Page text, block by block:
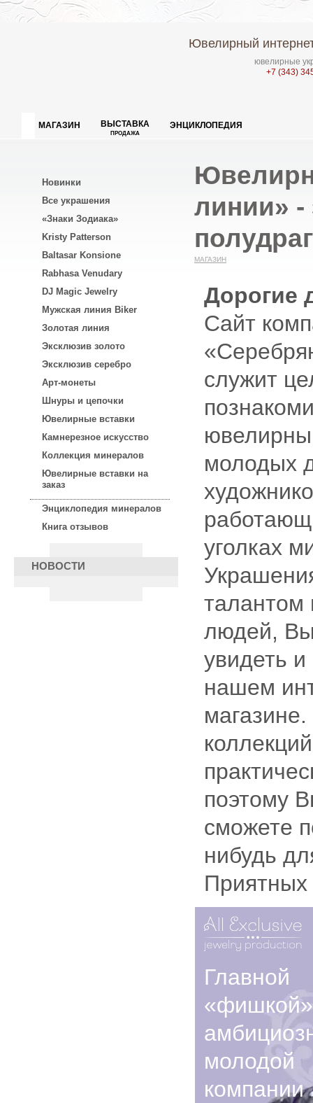
Ювелирный
ювелирные
+7 (343)
МАГАЗИН ВЫСТАВКА
ПРОДАЖА
ЭНЦИКЛОПЕДИЯ
Новинки
Все украшения
«Знаки Зодиака»
Kristy Patterson
Baltasar Konsione
Rabhasa Venudary
DJ Magic Jewelry
Мужская линия Biker
Золотая линия
Эксклюзив золото
Эксклюзив серебро
Арт-монеты
Шнуры и цепочки
Ювелирные вставки
Камнерезное искусство
Коллекция минералов
Ювелирные вставки на
заказ
Энциклопедия минералов
Книга отзывов
НОВОСТИ
линии»
МАГАЗИН
Дорогие
Сайт
служит
молодых
уголках
талантом
людей,
увидеть
нашем
поэтому
сможете
нибудь
Приятных
Главной
«фишкой»
молодой